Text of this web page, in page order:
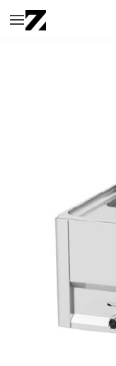
Saltar al
contenido